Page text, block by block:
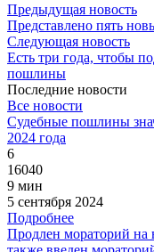
Предыдущая новость
Представлено пять
Следующая новость
Есть три года, чтобы
пошлины
Последние новости
Все новости
Судебные пошлины
2024 года
6
16040
9 мин
5 сентября 2024
Подробнее
Продлен мораторий на